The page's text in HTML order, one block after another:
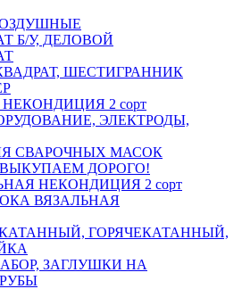
Б/У, ДЕЛОВОЙ
ШЕСТИГРАННИК
2 сорт
ЭЛЕКТРОДЫ,
СВАРОЧНЫХ МАСОК
ДОРОГО!
НЕКОНДИЦИЯ 2 сорт
ВЯЗАЛЬНАЯ
ГОРЯЧЕКАТАННЫЙ,
ЗАГЛУШКИ НА